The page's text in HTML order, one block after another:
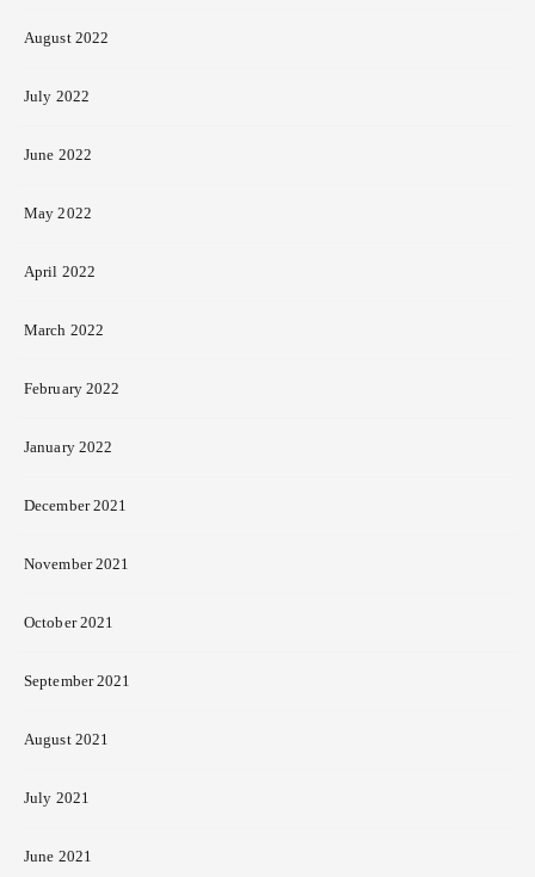
August 2022
July 2022
June 2022
May 2022
April 2022
March 2022
February 2022
January 2022
December 2021
November 2021
October 2021
September 2021
August 2021
July 2021
June 2021